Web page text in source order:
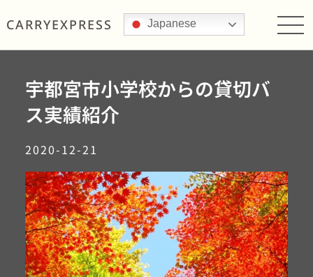
CARRYEXPRESS Japanese
宇都宮市小学校からの貸切バ
ス実績紹介
2020-12-21